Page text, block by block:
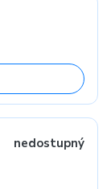
nedostupný